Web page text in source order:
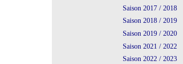
Saison 2017 / 2018
Saison 2018 / 2019
Saison 2019 / 2020
Saison 2021 / 2022
Saison 2022 / 2023